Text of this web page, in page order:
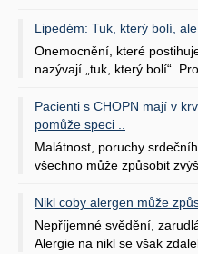
Lipedém: Tuk, který bolí,
Onemocnění, které
nazývají „tuk, který bolí“.
Pacienti s CHOPN mají v
pomůže speci ..
Malátnost, poruchy
všechno může způsobit
Nikl coby alergen může
Nepříjemné svědění,
Alergie na nikl se však